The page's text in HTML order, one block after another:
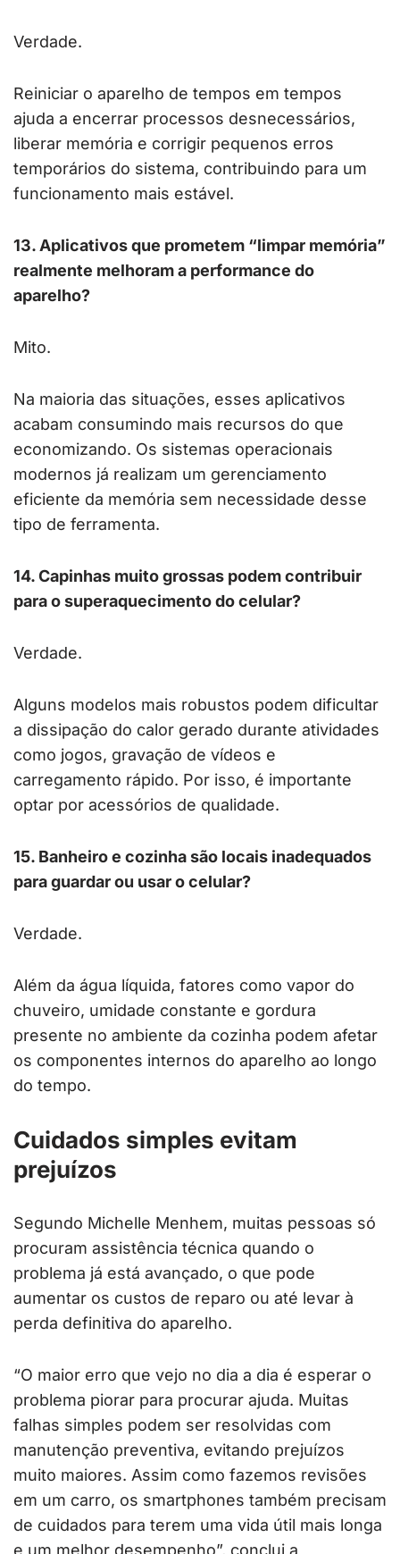
Verdade.
Reiniciar o aparelho de tempos em tempos
ajuda a encerrar processos desnecessários,
liberar memória e corrigir pequenos erros
temporários do sistema, contribuindo para um
funcionamento mais estável.
13. Aplicativos que prometem “limpar memória”
realmente melhoram a performance do
aparelho?
Mito.
Na maioria das situações, esses aplicativos
acabam consumindo mais recursos do que
economizando. Os sistemas operacionais
modernos já realizam um gerenciamento
eficiente da memória sem necessidade desse
tipo de ferramenta.
14. Capinhas muito grossas podem contribuir
para o superaquecimento do celular?
Verdade.
Alguns modelos mais robustos podem dificultar
a dissipação do calor gerado durante atividades
como jogos, gravação de vídeos e
carregamento rápido. Por isso, é importante
optar por acessórios de qualidade.
15. Banheiro e cozinha são locais inadequados
para guardar ou usar o celular?
Verdade.
Além da água líquida, fatores como vapor do
chuveiro, umidade constante e gordura
presente no ambiente da cozinha podem afetar
os componentes internos do aparelho ao longo
do tempo.
Cuidados simples evitam
prejuízos
Segundo Michelle Menhem, muitas pessoas só
procuram assistência técnica quando o
problema já está avançado, o que pode
aumentar os custos de reparo ou até levar à
perda definitiva do aparelho.
“O maior erro que vejo no dia a dia é esperar o
problema piorar para procurar ajuda. Muitas
falhas simples podem ser resolvidas com
manutenção preventiva, evitando prejuízos
muito maiores. Assim como fazemos revisões
em um carro, os smartphones também precisam
de cuidados para terem uma vida útil mais longa
e um melhor desempenho”, conclui a